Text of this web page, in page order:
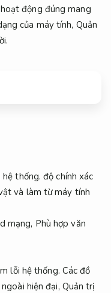
động đúng mang
của máy tính, Quản
hệ thống. độ chính xác
và làm từ máy tính
mạng, Phù hợp văn
lỗi hệ thống. Các đồ
hiện đại, Quản trị